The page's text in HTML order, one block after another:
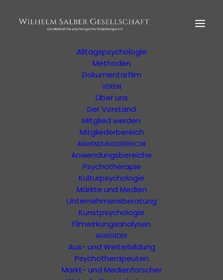
MORPHOLOGIE
Der Begründer
Alltagspsychologie
Methoden
Dokumentarfilm
VEREIN
Über uns
Der Vorstand
Mitglied werden
Mitgliederbereich
ANWENDUNGSBEREICHE
Anwendungsbereiche
Psychotherapie
Kulturpsychologie
Märkte und Medien
Unternehmensberatung
Kunstpsychologie
Filmwirkungsanalysen
ANWENDER
Aus- und Weiterbildung
Psychotherapeuten
Markt- und Medienforscher
Shop Zur
Psychologischen
Morphologie
Zeitschrift "anders" kaufen und mehr
anders Ausgabe 1 - 42